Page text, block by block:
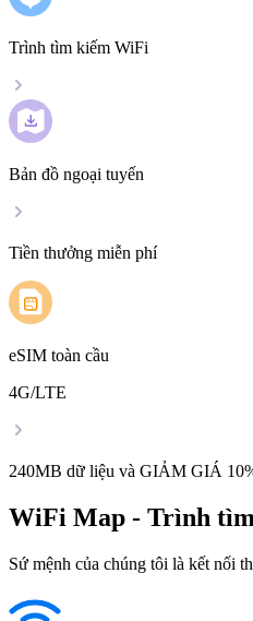
Trình tìm kiếm WiFi
Bản đồ ngoại tuyến
Tiền thưởng miễn phí
eSIM toàn cầu
4G/LTE
240MB dữ liệu và GIẢM GIÁ
WiFi Map - Trình
Sứ mệnh của chúng tôi là kết nối